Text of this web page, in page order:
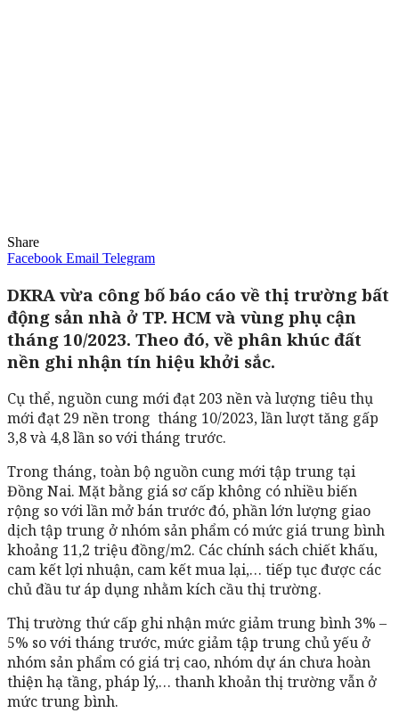
Share
Facebook Email Telegram
DKRA vừa công bố báo cáo về thị trường bất
động sản nhà ở TP. HCM và vùng phụ cận
tháng 10/2023. Theo đó, về phân khúc đất
nền ghi nhận tín hiệu khởi sắc.
Cụ thể, nguồn cung mới đạt 203 nền và lượng tiêu thụ
mới đạt 29 nền trong tháng 10/2023, lần lượt tăng gấp
3,8 và 4,8 lần so với tháng trước.
Trong tháng, toàn bộ nguồn cung mới tập trung tại
Đồng Nai. Mặt bằng giá sơ cấp không có nhiều biến
rộng so với lần mở bán trước đó, phần lớn lượng giao
dịch tập trung ở nhóm sản phẩm có mức giá trung bình
khoảng 11,2 triệu đồng/m2. Các chính sách chiết khấu,
cam kết lợi nhuận, cam kết mua lại,… tiếp tục được các
chủ đầu tư áp dụng nhằm kích cầu thị trường.
Thị trường thứ cấp ghi nhận mức giảm trung bình 3% –
5% so với tháng trước, mức giảm tập trung chủ yếu ở
nhóm sản phẩm có giá trị cao, nhóm dự án chưa hoàn
thiện hạ tầng, pháp lý,… thanh khoản thị trường vẫn ở
mức trung bình.